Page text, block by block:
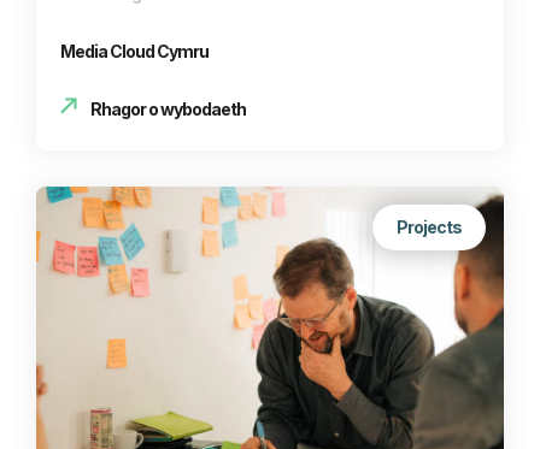
Media Cloud Cymru
Rhagor o wybodaeth
Projects